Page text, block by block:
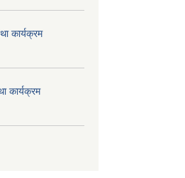
कार्यक्रम
कार्यक्रम